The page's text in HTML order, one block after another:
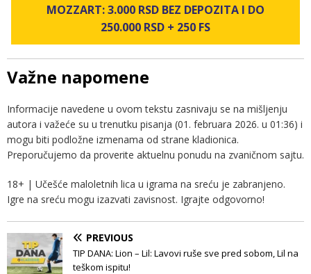
MOZZART: 3.000 RSD BEZ DEPOZITA I DO
250.000 RSD + 250 FS
Važne napomene
Informacije navedene u ovom tekstu zasnivaju se na mišljenju
autora i važeće su u trenutku pisanja (01. februara 2026. u 01:36) i
mogu biti podložne izmenama od strane kladionica.
Preporučujemo da proverite aktuelnu ponudu na zvaničnom sajtu.
18+ | Učešće maloletnih lica u igrama na sreću je zabranjeno.
Igre na sreću mogu izazvati zavisnost. Igrajte odgovorno!
PREVIOUS
TIP DANA: Lion – Lil: Lavovi ruše sve pred sobom, Lil na
teškom ispitu!